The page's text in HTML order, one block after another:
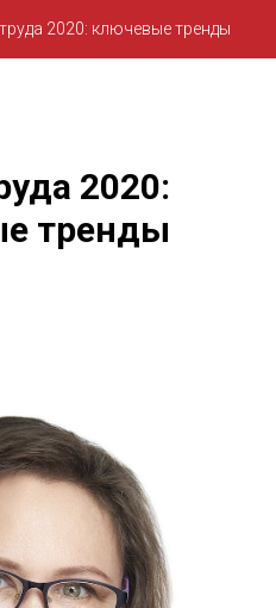
2020: ключевые тренды
2020:
тренды